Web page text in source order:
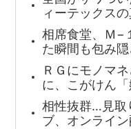
ィーテックス
相席食堂、Ｍ−
た瞬間も包み
ＲＧにモノマ
に、こがけん
相性抜群…見取
ブ、オンライン